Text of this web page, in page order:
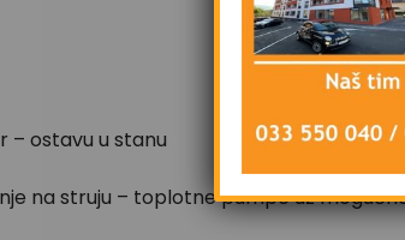
– ostavu u stanu
na struju – toplotne pumpe uz